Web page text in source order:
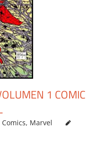
1 COMIC
Carlitox Banana
Comics, Marvel